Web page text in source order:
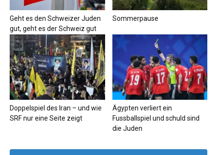
Geht es den Schweizer Juden
gut, geht es der Schweiz gut
Sommerpause
Doppelspiel des Iran – und wie
SRF nur eine Seite zeigt
Ägypten verliert ein
Fussballspiel und schuld sind
die Juden